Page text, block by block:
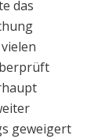
das
geweigert